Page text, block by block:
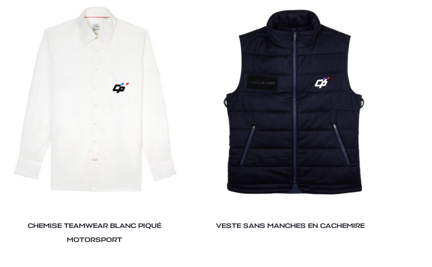
CHEMISE TEAMWEAR BLANC PIQUÉ
MOTORSPORT
VESTE SANS MANCHES EN CACHEMIRE